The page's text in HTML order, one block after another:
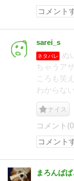
sarei_s
ネタバレ
ぬ
ちゃうア
ころも笑
わからない
ナイス
コメント
まろんぱ